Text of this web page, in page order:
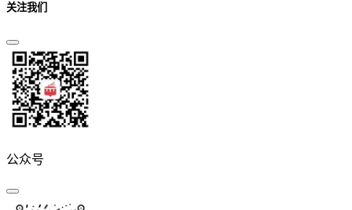
关注我们
公众号